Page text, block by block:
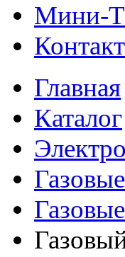
Мини-
Главная
Каталог